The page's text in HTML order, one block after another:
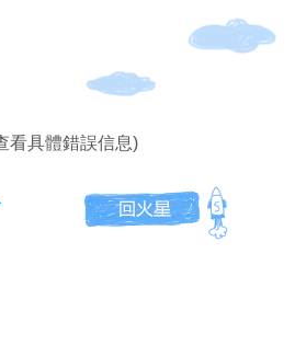
看具體錯誤信息)